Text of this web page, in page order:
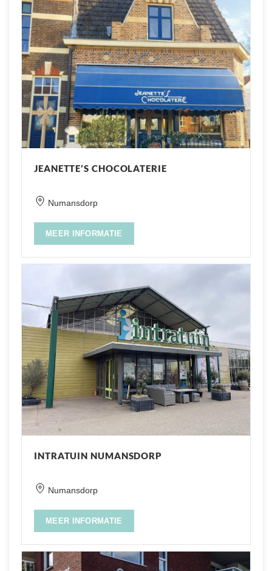
JEANETTE’S CHOCOLATERIE
Numansdorp
MEER INFORMATIE
INTRATUIN NUMANSDORP
Numansdorp
MEER INFORMATIE